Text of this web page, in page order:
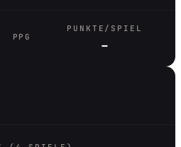
PPG
PUNKTE/SPIEL
–